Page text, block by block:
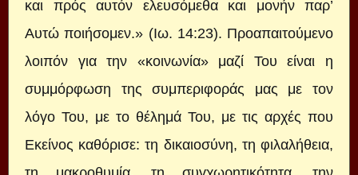
και πρός αυτόν ελευσόμεθα και μονήν παρ’
Αυτώ ποιήσομεν.» (Ιω. 14:23). Προαπαιτούμενο
λοιπόν για την «κοινωνία» μαζί Του είναι η
συμμόρφωση της συμπεριφοράς μας με τον
λόγο Του, με το θέλημά Του, με τις αρχές που
Εκείνος καθόρισε: τη δικαιοσύνη, τη φιλαλήθεια,